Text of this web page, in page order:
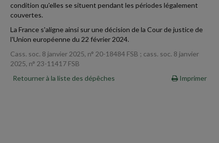
condition qu'elles se situent pendant les périodes légalement
couvertes.
La France s'aligne ainsi sur une décision de la Cour de justice de
l'Union européenne du 22 février 2024.
Cass. soc. 8 janvier 2025, n° 20-18484 FSB ; cass. soc. 8 janvier
2025, n° 23-11417 FSB
Retourner à la liste des dépêches
Imprimer